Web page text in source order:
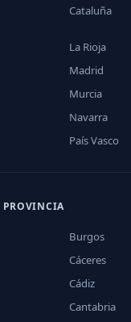
Cataluña
La Rioja
Madrid
Murcia
Navarra
País Vasco
PROVINCIA
Burgos
Cáceres
Cádiz
Cantabria